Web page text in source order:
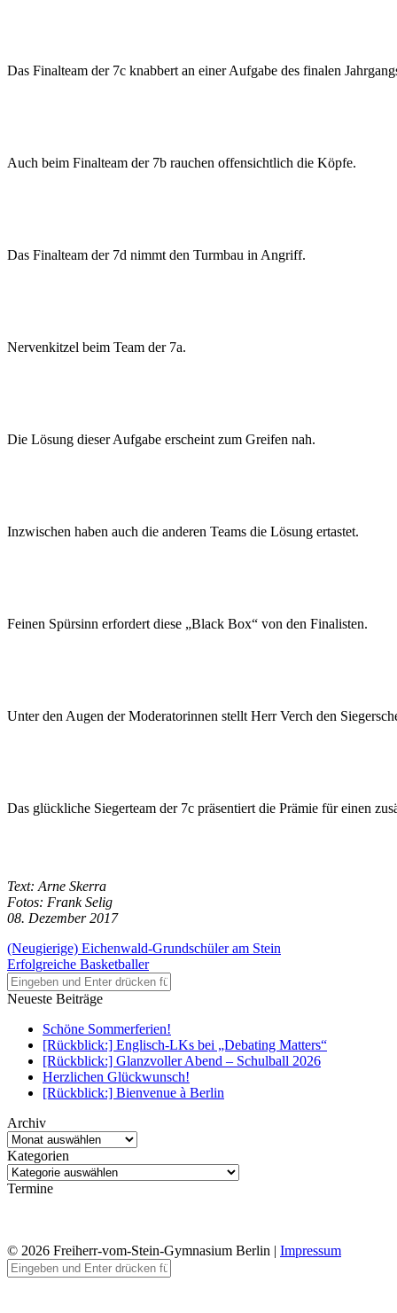
Das Finalteam der 7c knabbert an einer Aufgabe des finalen
Auch beim Finalteam der 7b rauchen offensichtlich die Köpfe.
Das Finalteam der 7d nimmt den Turmbau in Angriff.
Nervenkitzel beim Team der 7a.
Die Lösung dieser Aufgabe erscheint zum Greifen nah.
Inzwischen haben auch die anderen Teams die Lösung ertastet.
Feinen Spürsinn erfordert diese „Black Box“ von den Finalisten.
Unter den Augen der Moderatorinnen stellt Herr Verch den
Das glückliche Siegerteam der 7c präsentiert die Prämie für einen
Text: Arne Skerra
Fotos: Frank Selig
08. Dezember 2017
(Neugierige) Eichenwald-Grundschüler am Stein
Erfolgreiche Basketballer
Neueste Beiträge
Schöne Sommerferien!
[Rückblick:] Englisch-LKs bei „Debating Matters“
[Rückblick:] Glanzvoller Abend – Schulball 2026
Herzlichen Glückwunsch!
[Rückblick:] Bienvenue à Berlin
Archiv
Archiv
Kategorien
Kategorien
Termine
© 2026 Freiherr-vom-Stein-Gymnasium Berlin | Impressum